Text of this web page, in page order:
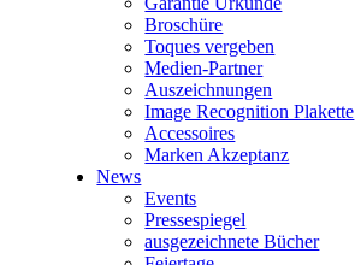
Broschüre
Toques vergeben
Medien-Partner
Auszeichnungen
Image Recognition Plakette
Accessoires
Marken Akzeptanz
News
Events
Pressespiegel
ausgezeichnete Bücher